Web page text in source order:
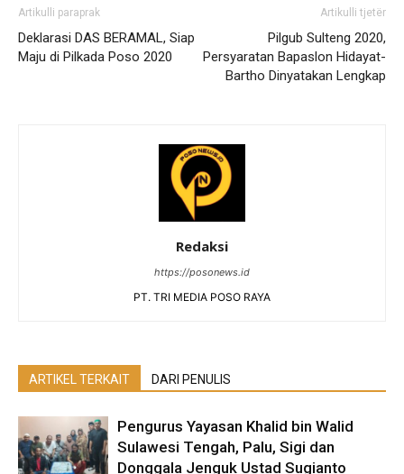
Artikulli paraprak
Deklarasi DAS BERAMAL, Siap
Maju di Pilkada Poso 2020
Artikulli tjetër
Pilgub Sulteng 2020,
Persyaratan Bapaslon Hidayat-
Bartho Dinyatakan Lengkap
Redaksi
https://posonews.id
PT. TRI MEDIA POSO RAYA
ARTIKEL TERKAIT DARI PENULIS
Pengurus Yayasan Khalid bin Walid
Sulawesi Tengah, Palu, Sigi dan
Donggala Jenguk Ustad Sugianto